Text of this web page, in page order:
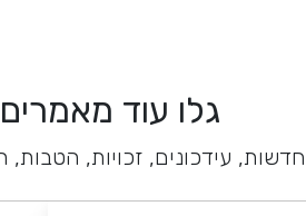
גלו עוד מאמרים
חדשות, עידכונים, זכויות, הטבות,